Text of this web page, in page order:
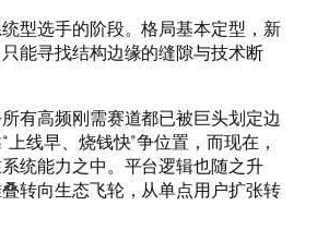
型选手的阶段。格局基本定型，新
能寻找结构边缘的缝隙与技术断
有高频刚需赛道都已被巨头划定边
上线早、烧钱快”争位置，而现在，
统能力之中。平台逻辑也随之升
转向生态飞轮，从单点用户扩张转